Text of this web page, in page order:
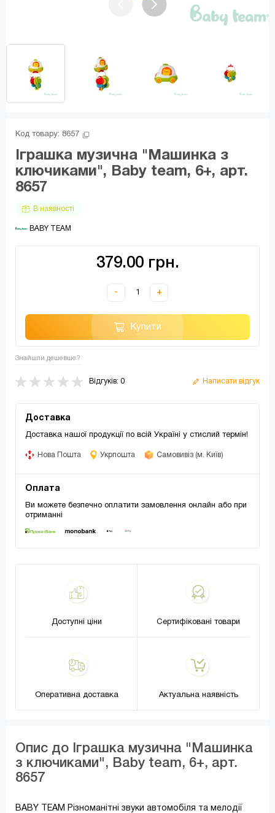
Код товару: 8657
Іграшка музична "Машинка з
ключиками", Baby team, 6+, арт.
8657
В наявності
BABY TEAM
379.00 грн.
- +
Купити
Знайшли дешевше?
Відгуків: 0 Написати відгук
Доставка
Доставка нашої продукції по всій Україні у стислий термін!
Нова Пошта Укрпошта Самовивіз (м. Київ)
Оплата
Ви можете безпечно оплатити замовлення онлайн або при
отриманні
Доступні ціни Сертифіковані товари
Оперативна доставка Актуальна наявність
Опис до Іграшка музична "Машинка
з ключиками", Baby team, 6+, арт.
8657
BABY TEAM Різноманітні звуки автомобіля та мелодії